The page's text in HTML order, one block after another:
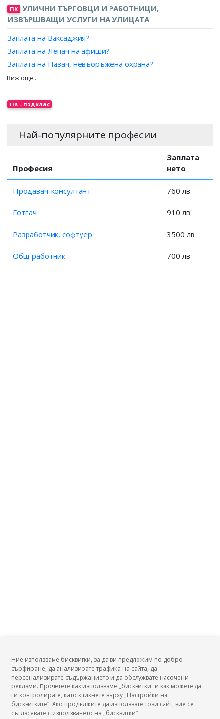
Заплата на Придружител, асансьор?
Заплата на Раздавач, доставчик (ръчно)?
Заплата на Разносвач?
Заплата на Разпределител, печата?
Заплата на Портиер?
ПК УЛИЧНИ ТЪРГОВЦИ И РАБОТНИЦИ,
ИЗВЪРШВАЩИ УСЛУГИ НА УЛИЦАТА
Заплата на Ваксаджия?
Заплата на Лепач на афиши?
Заплата на Пазач, невъоръжена охрана?
Заплата на Разпространител на безплатни вестници и
Заплата на Пазач?
ПК - подклас
Най-популярните професии
Професия
Заплата
нето
Продавач-консултант 760 лв
Готвач 910 лв
Разработчик, софтуер 3500 лв
Общ работник 700 лв
БГ Заплати
Ние използваме бисквитки, за да ви предложим по-добро
сърфиране, да анализирате трафика на сайта, да
персонализирате съдържанието и да обслужвате насочени
реклами. Прочетете как използваме „бисквитки“ и как можете да
ги контролирате, като кликнете върху „Настройки на
бисквитките“. Ако продължите да използвате този сайт, вие се
съгласявате с използването на „бисквитки“.